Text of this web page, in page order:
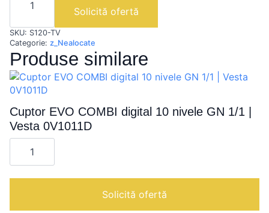
|
AGA
S120-
TV
Solicită ofertă
SKU: S120-TV
Categorie: z_Nealocate
Produse similare
Cuptor EVO COMBI digital 10 nivele GN 1/1 |
Vesta 0V1011D
Cantitate
Cuptor
digital
GN
Solicită ofertă